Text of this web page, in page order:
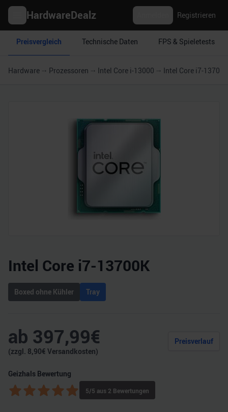
HardwareDealz Registrieren
Preisvergleich Technische Daten FPS & Spieletests
Hardware Prozessoren Intel Core i-13000 Intel Core i7-13700K
Intel Core i7-13700K
Boxed ohne Kühler Tray
ab 397,99€
(zzgl. 8,90€ Versandkosten)
Preisverlauf
Geizhals Bewertung
5/5 aus 2 Bewertungen